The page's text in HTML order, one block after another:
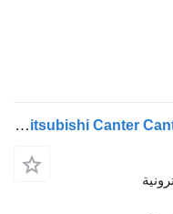
معدل نظام الفرامل الإلكترونية Nucleo Abs Mitsubishi Canter Canter 55 لـ الشاحنات Mitsubishi Canter